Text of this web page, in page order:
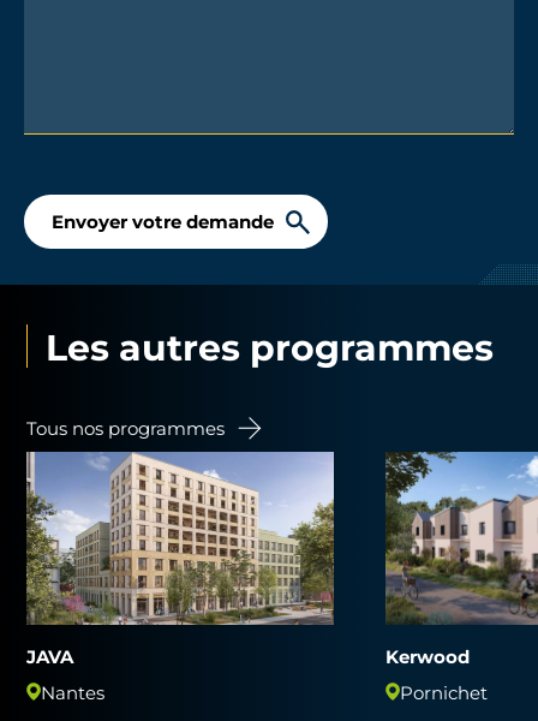
Envoyer votre demande
Les autres programmes
Tous nos programmes
JAVA
Nantes
Kerwood
Pornichet